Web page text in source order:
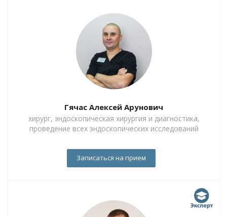
Гячас Алексей Арунович
хирург, эндоскопическая хирургия и диагностика,
проведение всех эндоскопических исследований
Записаться на прием